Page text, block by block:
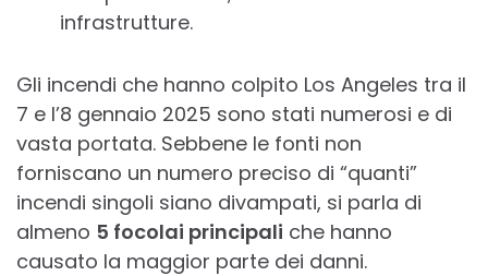
infrastrutture.
Gli incendi che hanno colpito Los Angeles tra il
7 e l’8 gennaio 2025 sono stati numerosi e di
vasta portata. Sebbene le fonti non
forniscano un numero preciso di “quanti”
incendi singoli siano divampati, si parla di
almeno 5 focolai principali che hanno
causato la maggior parte dei danni.